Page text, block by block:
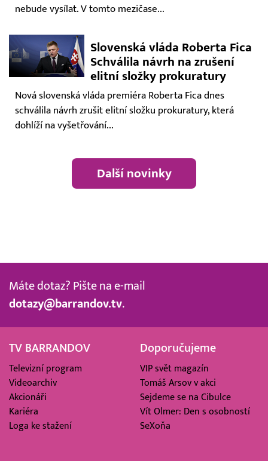
nebude vysílat. V tomto mezičase...
Slovenská vláda Roberta Fica
Schválila návrh na zrušení
elitní složky prokuratury
Nová slovenská vláda premiéra Roberta Fica dnes
schválila návrh zrušit elitní složku prokuratury, která
dohlíží na vyšetřování...
Další novinky
Máte dotaz? Pište na e-mail
dotazy@barrandov.tv.
TV BARRANDOV
Televizní program
Videoarchiv
Akcionáři
Kariéra
Loga ke stažení
Doporučujeme
VIP svět magazín
Tomáš Arsov v akci
Sejdeme se na Cibulce
Vít Olmer: Den s osobností
SeXoňa